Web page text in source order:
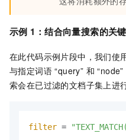
示例 1：结合向量搜索的关
在此代码示例片段中，我们使
与指定词语 “query” 和
索会在已过滤的文档子集上进行
filter =